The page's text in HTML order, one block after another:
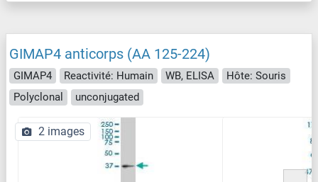
GIMAP4 anticorps (AA 125-224)
GIMAP4 Reactivité: Humain WB, ELISA
Hôte: Souris
Polyclonal
unconjugated
2 images